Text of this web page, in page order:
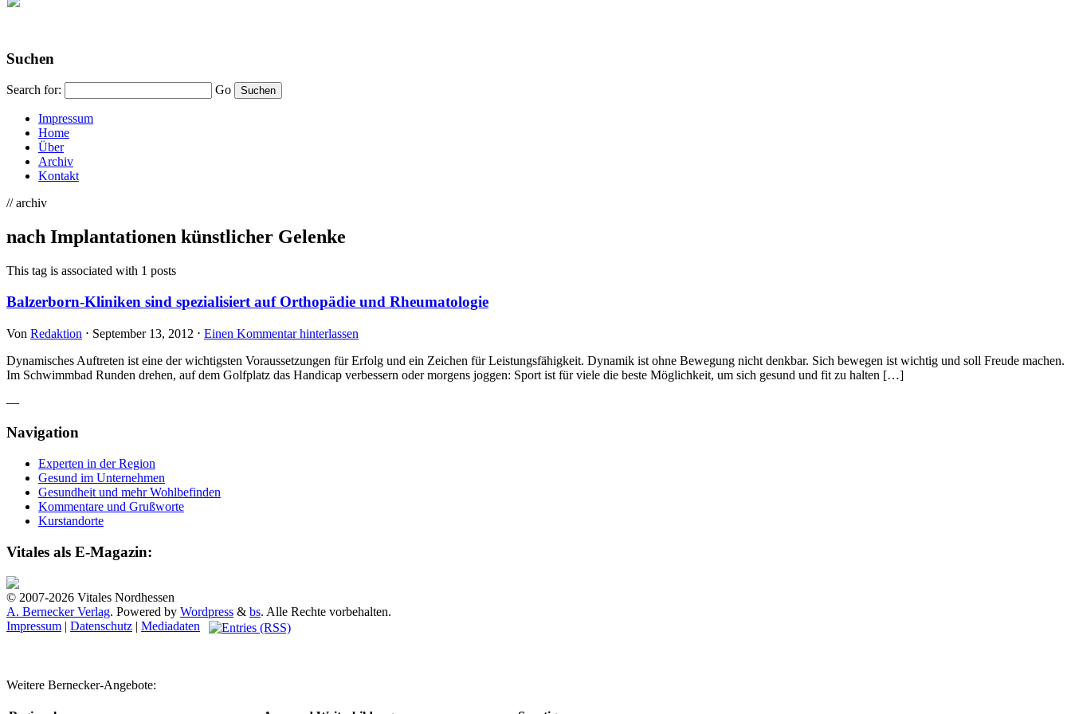
Suchen
Search for: Go
Impressum
Home
Über
Archiv
Kontakt
// archiv
nach Implantationen künstlicher Gelenke
This tag is associated with 1 posts
Balzerborn-Kliniken sind spezialisiert auf Orthopädie und Rheumatologie
Von Redaktion ⋅ September 13, 2012 ⋅ Einen Kommentar hinterlassen
Dynamisches Auftreten ist eine der wichtigsten Voraussetzungen für Erfolg und ein Zeichen für Leistungsfähigkeit. Dynamik ist ohne Bewegung nicht denkbar. Sich bewegen ist wichtig und soll Freude machen.
Im Schwimmbad Runden drehen, auf dem Golfplatz das Handicap verbessern oder morgens joggen: Sport ist für viele die beste Möglichkeit, um sich gesund und fit zu halten […]
—
Navigation
Experten in der Region
Gesund im Unternehmen
Gesundheit und mehr Wohlbefinden
Kommentare und Grußworte
Kurstandorte
Vitales als E-Magazin:
© 2007-2026 Vitales Nordhessen
A. Bernecker Verlag. Powered by Wordpress & bs. Alle Rechte vorbehalten.
Impressum | Datenschutz | Mediadaten
Weitere Bernecker-Angebote: